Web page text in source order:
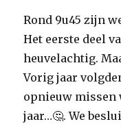
Rond 9u45 zijn
Het eerste deel
heuvelachtig.
Vorig jaar
opnieuw missen
jaar…🤔. We